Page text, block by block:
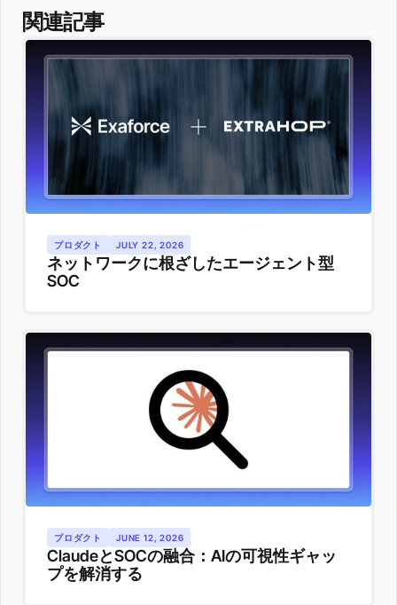
関連記事
プロダクト JULY 22, 2026
ネットワークに根ざしたエージェント型
SOC
プロダクト JUNE 12, 2026
ClaudeとSOCの融合：AIの可視性ギャッ
プを解消する